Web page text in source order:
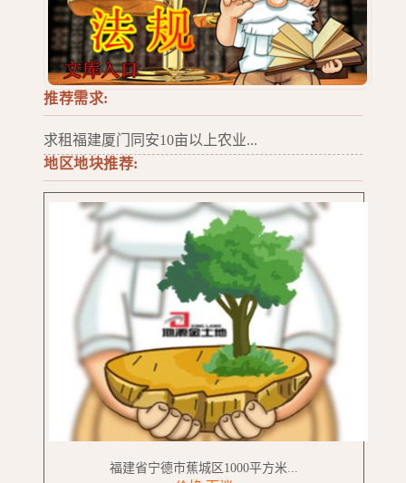
推荐需求:
求租福建厦门同安10亩以上农业...
地区地块推荐:
福建省宁德市蕉城区1000平方米...